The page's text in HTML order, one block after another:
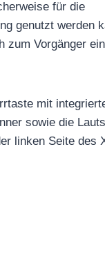
für die
genutzt werden
zum Vorgänger
mit
sowie die
linken Seite des